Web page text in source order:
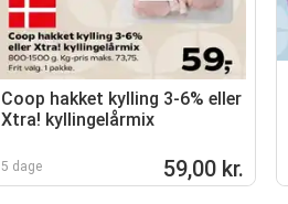
Coop hakket kylling 3-6% eller
Xtra! kyllingelårmix
5 dage 59,00 kr.